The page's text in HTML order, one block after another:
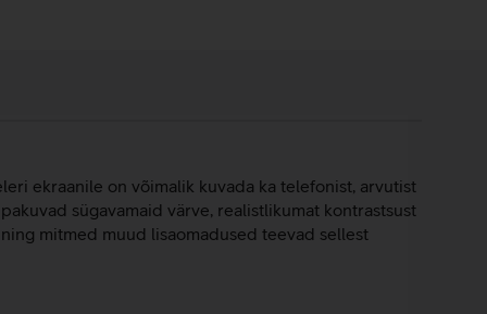
ekraanile on võimalik kuvada ka telefonist, arvutist
sügavamaid värve, realistlikumat kontrastsust
mitmed muud lisaomadused teevad sellest